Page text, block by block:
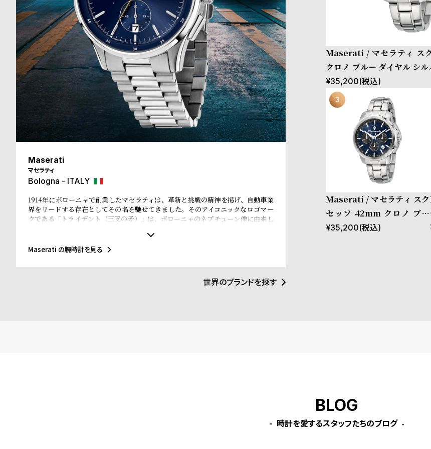
Maserati
マセラティ
Bologna - ITALY
1914年にボローニャで創業したマセラティは、革新と挑戦の精神を掲げ、自動車業
界をリードする存在としてその名を馳せてきました。そのアイコニックなロゴマー
クである「トライデント（三叉の矛）」は、ボローニャのネプチューン像に由来し
マセラティのブランド哲学に深く根付いており、マセラティのブランド理念である
「力強さ、情熱、優雅さ」を表現しています。この理念は自動車のみならず、ウォ
妙に融合したアイテムの数々は、所有者に誇りを感じさせる象徴的な存在となって
Maserati の腕時計を見る
世界のブランドを探す
Maserati / マセラティ ス
クロノ ブルー ダイヤル シ
ト
¥35,200(税込)
Maserati / マセラティ スク
セッソ 42mm クロノ ブル
ー ガン ダイヤル シルバー
¥35,200(税込)
BLOG
時計を愛するスタッフたちのブログ